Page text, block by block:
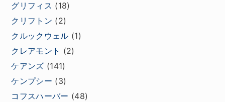
グリフィス (18)
クリフトン (2)
クルックウェル (1)
クレアモント (2)
ケアンズ (141)
ケンプシー (3)
コフスハーバー (48)